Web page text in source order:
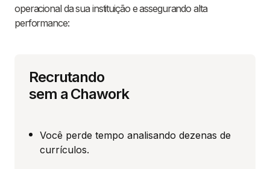
operacional da sua instituição e assegurando alta
performance:
Recrutando
sem a Chawork
Você perde tempo analisando dezenas de
currículos.